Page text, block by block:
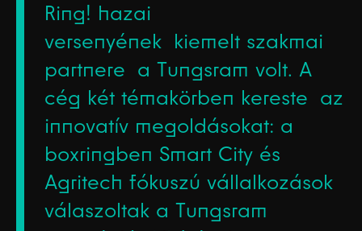
Ring! hazai
versenyének kiemelt szakmai
partnere a Tungsram volt. A
cég két témakörben kereste az
innovatív megoldásokat: a
boxringben Smart City és
Agritech fókuszú vállalkozások
válaszoltak a Tungsram